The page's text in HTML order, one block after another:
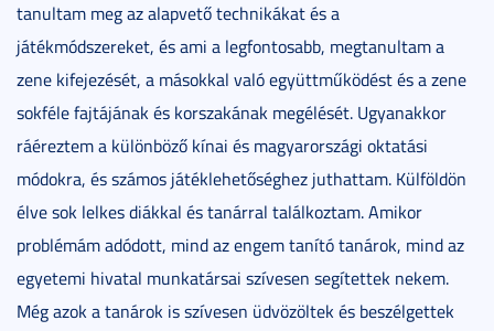
tanultam meg az alapvető technikákat és a
játékmódszereket, és ami a legfontosabb, megtanultam a
zene kifejezését, a másokkal való együttműködést és a zene
sokféle fajtájának és korszakának megélését. Ugyanakkor
ráéreztem a különböző kínai és magyarországi oktatási
módokra, és számos játéklehetőséghez juthattam. Külföldön
élve sok lelkes diákkal és tanárral találkoztam. Amikor
problémám adódott, mind az engem tanító tanárok, mind az
egyetemi hivatal munkatársai szívesen segítettek nekem.
Még azok a tanárok is szívesen üdvözöltek és beszélgettek